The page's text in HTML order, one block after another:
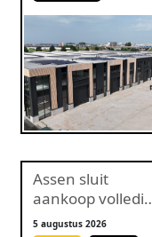
Assen sluit
aankoop volledig
NAM-terrein niet
5 augustus 2026